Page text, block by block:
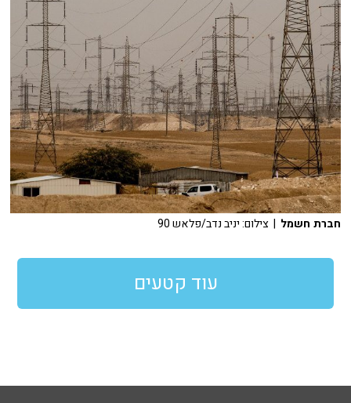
חברת חשמל | צילום: יניב נדב/פלאש 90
עוד קטעים